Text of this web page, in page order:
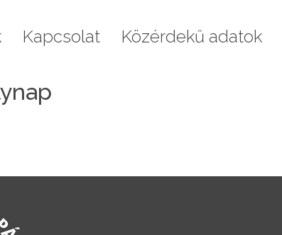
Kapcsolat Közérdekű adatok